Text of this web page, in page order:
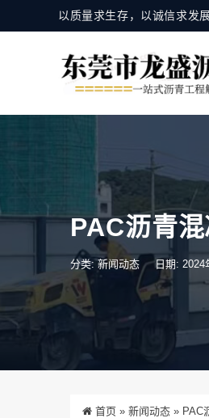
以质量求生存，以诚信求发
PAC沥青
分类:新闻动态 日期: 2024
首页 » 新闻动态 » PAC